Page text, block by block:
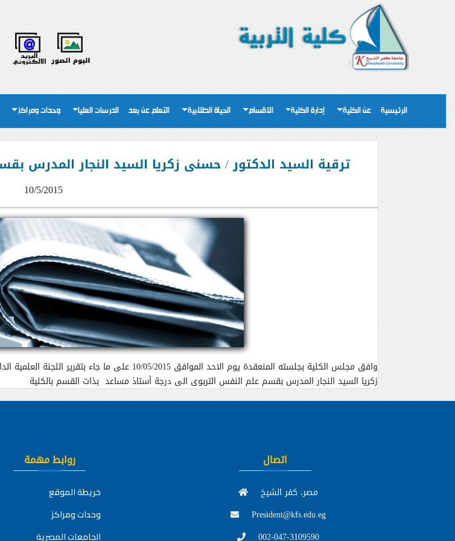
الرئيسية عن الكلية إدارة الكلية الاقسام الحياة الطلابية التعلم عن بعد الدرسات العليا وحدات ومراكز
ترقية السيد الدكتور / حسنى زكريا السيد النجار المدرس
10/5/2015
وافق مجلس الكلية بجلسته المنعقدة يوم الاحد الموافق
زكريا السيد النجار المدرس بقسم علم النفس التربوى الى درجة أستاذ مساعد بذات القسم بالكلية
روابط مهمة
خريطة الموقع
وحدات ومراكز
الجامعات المصرية
اتصال
مصر، كفر الشيخ
President@kfs.edu.eg
002-047-3109590